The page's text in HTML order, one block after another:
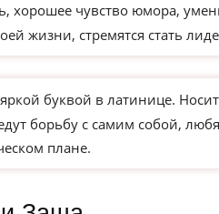
хорошее чувство юмора,
жизни, стремятся стать
буквой в латинице.
борьбу с самим собой,
плане.